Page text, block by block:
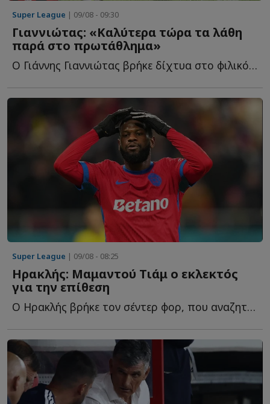
Super League | 09/08 - 09:30
Γιαννιώτας: «Καλύτερα τώρα τα λάθη
παρά στο πρωτάθλημα»
Ο Γιάννης Γιαννιώτας βρήκε δίχτυα στο φιλικό του Άρη μ...
Super League | 09/08 - 08:25
Ηρακλής: Μαμαντού Τιάμ ο εκλεκτός
για την επίθεση
Ο Ηρακλής βρήκε τον σέντερ φορ, που αναζητούσε στην π...